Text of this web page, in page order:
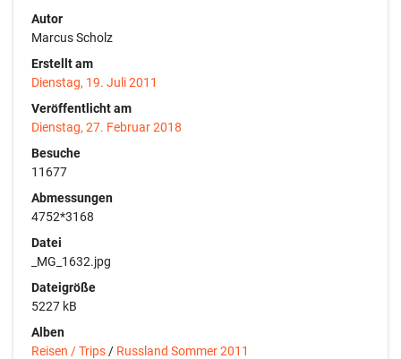
Autor
Marcus Scholz
Erstellt am
Dienstag, 19. Juli 2011
Veröffentlicht am
Dienstag, 27. Februar 2018
Besuche
11677
Abmessungen
4752*3168
Datei
_MG_1632.jpg
Dateigröße
5227 kB
Alben
Reisen / Trips / Russland Sommer 2011